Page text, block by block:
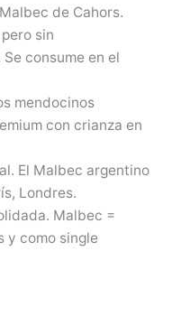
de Cahors.
sin
consume en el
mendocinos
con crianza en
El Malbec argentino
Londres.
Malbec =
y como single